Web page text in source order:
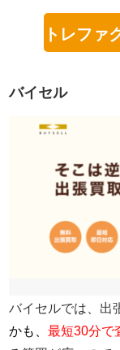
トレフ
バイセル
バイセルでは、 出
かも、最短30分で